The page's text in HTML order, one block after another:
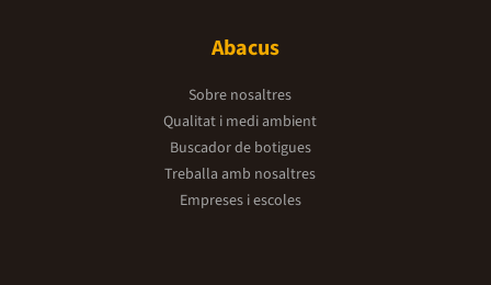
Abacus
Sobre nosaltres
Qualitat i medi ambient
Buscador de botigues
Treballa amb nosaltres
Empreses i escoles